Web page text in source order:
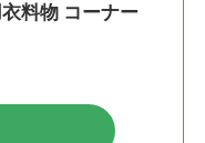
料物 コーナー